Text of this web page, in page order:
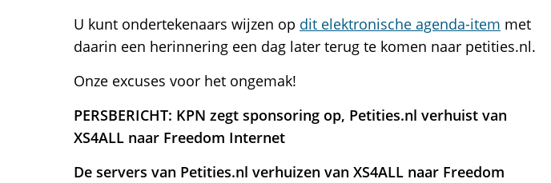
U kunt ondertekenaars wijzen op dit elektronische agenda-item met
daarin een herinnering een dag later terug te komen naar petities.nl.
Onze excuses voor het ongemak!
PERSBERICHT: KPN zegt sponsoring op, Petities.nl verhuist van
XS4ALL naar Freedom Internet
De servers van Petities.nl verhuizen van XS4ALL naar Freedom